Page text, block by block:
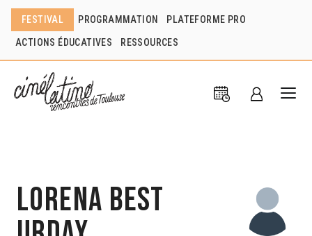
FESTIVAL PROGRAMMATION PLATEFORME PRO
ACTIONS ÉDUCATIVES RESSOURCES
Lorena Best